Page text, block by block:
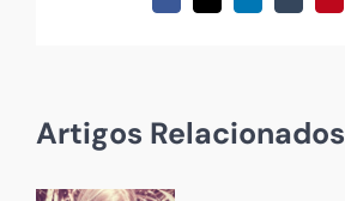
Artigos Relacionados